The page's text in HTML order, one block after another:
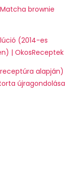
Matcha brownie
(2014-es
| OkosReceptek
alapján)
újragondolása